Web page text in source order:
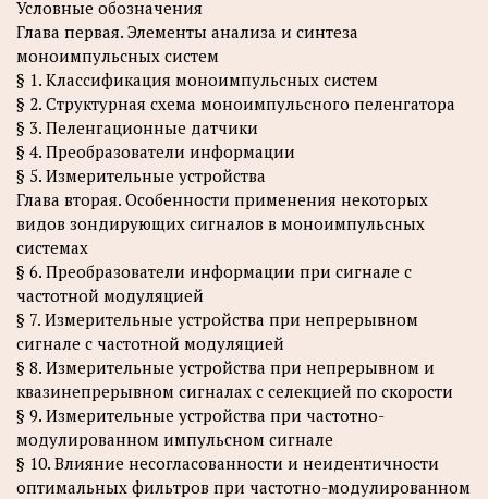
Условные обозначения
Глава первая. Элементы анализа и синтеза
моноимпульсных систем
§ 1. Классификация моноимпульсных систем
§ 2. Структурная схема моноимпульсного пеленгатора
§ 3. Пеленгационные датчики
§ 4. Преобразователи информации
§ 5. Измерительные устройства
Глава вторая. Особенности применения некоторых
видов зондирующих сигналов в моноимпульсных
системах
§ 6. Преобразователи информации при сигнале с
частотной модуляцией
§ 7. Измерительные устройства при непрерывном
сигнале с частотной модуляцией
§ 8. Измерительные устройства при непрерывном и
квазинепрерывном сигналах с селекцией по скорости
§ 9. Измерительные устройства при частотно-
модулированном импульсном сигнале
§ 10. Влияние несогласованности и неидентичности
оптимальных фильтров при частотно-модулированном